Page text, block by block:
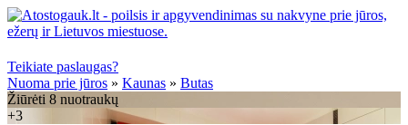
Teikiate paslaugas?
Nuoma prie jūros » Kaunas » Butas
Žiūrėti 8 nuotraukų
+3